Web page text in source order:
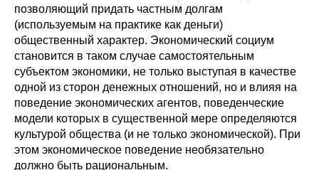
О журнале
Выпуски
Редакционная этика
Информация для авторов
Общие требования
позволяющий придать частным долгам
(используемым на практике как деньги)
общественный характер. Экономический социум
становится в таком случае самостоятельным
субъектом экономики, не только выступая в качестве
одной из сторон денежных отношений, но и влияя на
поведение экономических агентов, поведенческие
модели которых в существенной мере определяются
культурой общества (и не только экономической). При
этом экономическое поведение необязательно
должно быть рациональным.